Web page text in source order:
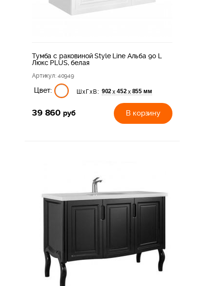
Тумба с раковиной Style Line Альба 90 L
Люкс PLUS, белая
Артикул: 40949
Цвет: ШхГхВ: 902 х 452 х 855 мм
39 860 руб В корзину